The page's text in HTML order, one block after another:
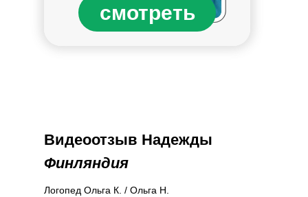
смотреть
Видеоотзыв Надежды
Финляндия
Логопед Ольга К. / Ольга Н.